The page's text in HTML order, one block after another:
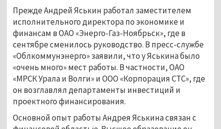
Прежде Андрей Яськин работал заместителем
исполнительного директора по экономике и
финансам в ОАО «Энерго-Газ-Ноябрьск», где в
сентябре сменилось руководство. В пресс-службе
«Облкоммунэнерго» заявили, что у Яськина было
«очень много» мест работы. В частности, ОАО
«МРСК Урала и Волги» и ООО «Корпорация СТС», где
он возглавлял департаменты инвестиций и
проектного финансирования.
Основной опыт работы Андрея Яськина связан с